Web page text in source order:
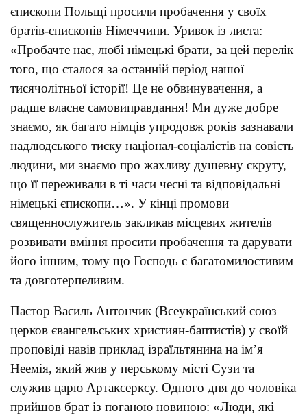
єпископи Польщі просили пробачення у своїх
братів-єпископів Німеччини. Уривок із листа:
«Пробачте нас, любі німецькі брати, за цей перелік
того, що сталося за останній період нашої
тисячолітньої історії! Це не обвинувачення, а
радше власне самовиправдання! Ми дуже добре
знаємо, як багато німців упродовж років зазнавали
надлюдського тиску націонал-соціалістів на совість
людини, ми знаємо про жахливу душевну скруту,
що її переживали в ті часи чесні та відповідальні
німецькі єпископи…». У кінці промови
священнослужитель закликав місцевих жителів
розвивати вміння просити пробачення та дарувати
його іншим, тому що Господь є багатомилостивим
та довготерпеливим.
Пастор Василь Антончик (Всеукраїнський союз
церков євангельських християн-баптистів) у своїй
проповіді навів приклад ізраїльтянина на ім’я
Неемія, який жив у перському місті Сузи та
служив царю Артаксерксу. Одного дня до чоловіка
прийшов брат із поганою новиною: «Люди, які